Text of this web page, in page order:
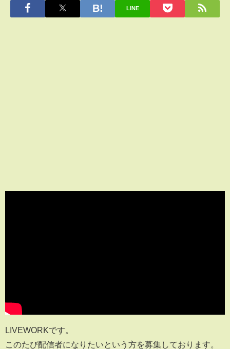
LINE
LIVEWORKです。
このたび配信者になりたいという方を募集しております。